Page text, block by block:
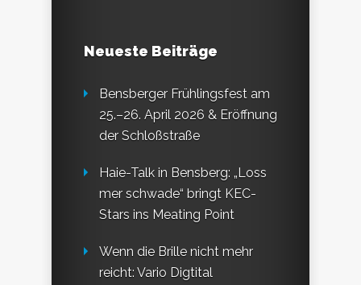
Neueste Beiträge
Bensberger Frühlingsfest am
25.–26. April 2026 & Eröffnung
der Schloßstraße
Haie-Talk in Bensberg: „Loss
mer schwade“ bringt KEC-
Stars ins Meating Point
Wenn die Brille nicht mehr
reicht: Vario Digtital